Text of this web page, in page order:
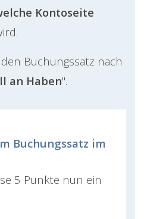
Kontoseite
Buchungssatz nach
an Haben".
Buchungssatz im
5 Punkte nun ein